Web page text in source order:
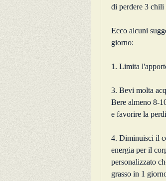
di perdere 3 chili
Ecco alcuni
giorno:
1. Limita
3. Bevi molta
Bere almeno 8-
e favorire la
4. Diminuisci il
energia per il
personalizzato
grasso in 1